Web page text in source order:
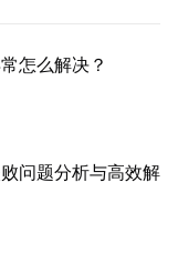
怎么解决？
问题分析与高效解